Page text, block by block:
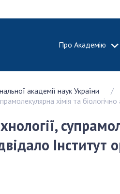
Про Академію
Про
Історія
100-
академії наук України
хімія та
Інститут